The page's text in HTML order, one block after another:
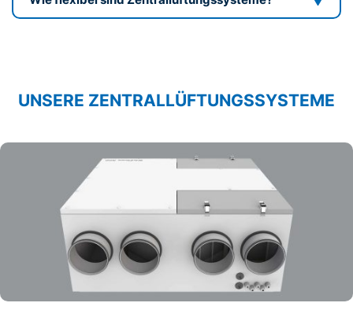
UNSERE ZENTRAL­­LÜFTUNGS­­SYSTEME